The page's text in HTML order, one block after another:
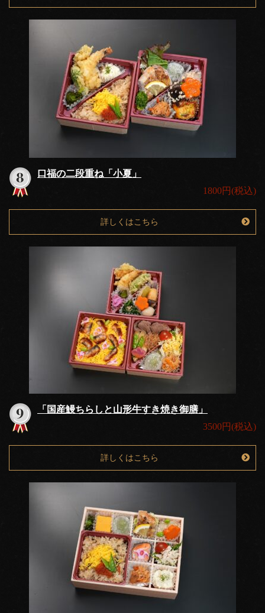
口福の二段重ね「小夏」
1800円(税込)
詳しくはこちら
「国産鰻ちらしと山形牛すき焼き御膳」
3500円(税込)
詳しくはこちら